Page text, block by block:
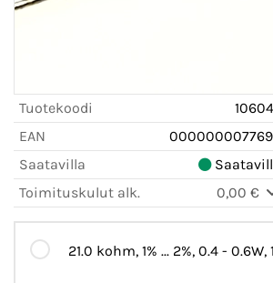
Tuotekoodi
EAN
Saatavilla
Toimituskulut alk.
0,00 €
21.0 kohm, 1% ... 2%, 0.4 - 0.6W,